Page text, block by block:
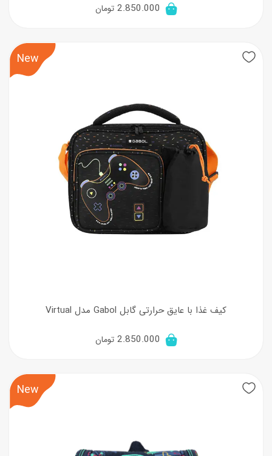
2.850.000 تومان
New
کیف غذا با عایق حرارتی گابل Gabol مدل Virtual
2.850.000 تومان
New